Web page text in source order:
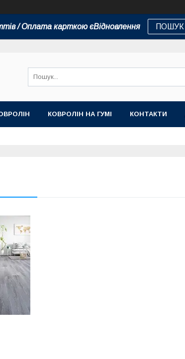
/ Оплата карткою єВідновлення ПОШУК
КОВРОЛІН НА ГУМІ КОНТАКТИ